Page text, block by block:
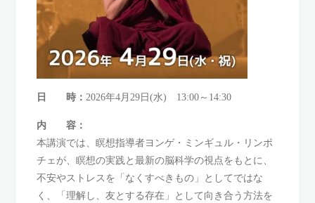
日 時： 2026年4月29日(水) 13:00～14:30
内 容：
本講演では、瞑想指導者ヨンゲ・ミンギュル・リンポ
チェが、瞑想の実践と最新の脳科学の視点をもとに、
不安やストレスを「なくすべきもの」としてではな
く、「理解し、友とする存在」として向き合う方法を